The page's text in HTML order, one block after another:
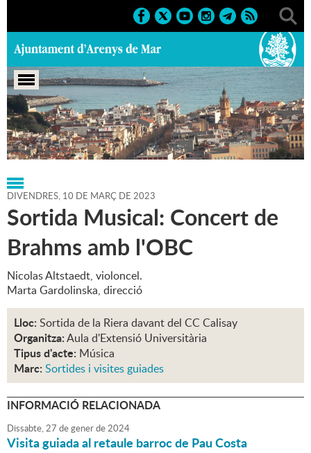
Portada > Regidories > Cultura > Agenda > 10-03-2023
DIVENDRES, 10 DE MARÇ DE 2023
Sortida Musical: Concert de
Brahms amb l'OBC
Nicolas Altstaedt, violoncel.
Marta Gardolinska, direcció
Lloc: Sortida de la Riera davant del CC Calisay
Organitza:Aula d'Extensió Universitària
Tipus d'acte: Música
Marc: Sortides i visites guiades
INFORMACIÓ RELACIONADA
Dissabte,27 degenerde2024
Visita guiada al retaule barroc de Pau Costa